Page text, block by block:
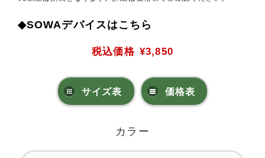
◆SOWAデバイスはこちら
税込価格 ¥3,850
サイズ表 価格表
カラー